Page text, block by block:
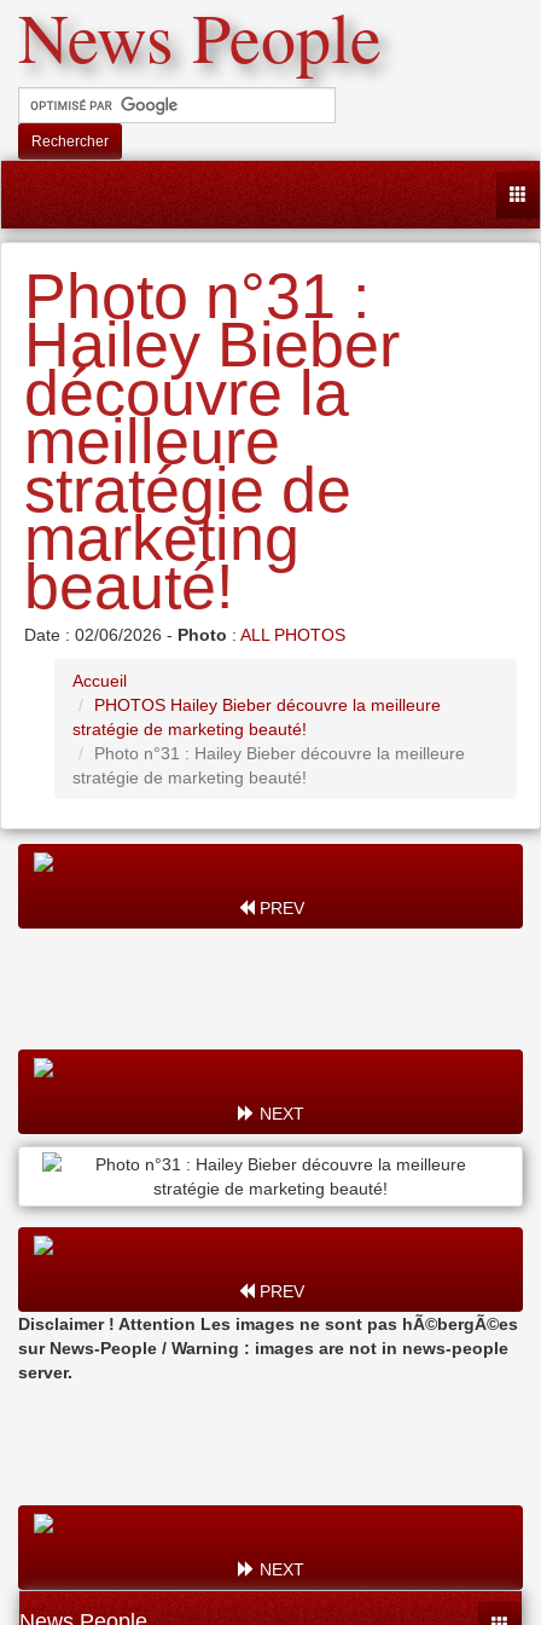
News People
Rechercher
Photo n°31 :
Hailey Bieber
découvre la
meilleure
stratégie de
marketing
beauté!
Date : 02/06/2026 - Photo : ALL PHOTOS
Accueil
PHOTOS Hailey Bieber découvre la meilleure
stratégie de marketing beauté!
Photo n°31 : Hailey Bieber découvre la meilleure
stratégie de marketing beauté!
PREV
NEXT
PREV
Disclaimer ! Attention Les images ne sont pas hÃ©bergÃ©es
sur News-People / Warning : images are not in news-people
server.
NEXT